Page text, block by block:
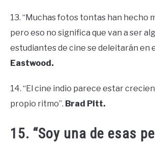
13. “Muchas fotos tontas han hecho
pero eso no significa que van a ser
estudiantes de cine se deleitarán en
Eastwood.
14. “El cine indio parece estar
propio ritmo”. Brad Pitt.
15. “Soy una de esas